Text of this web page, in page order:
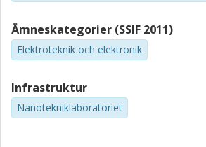
Ämneskategorier (SSIF 2011)
Elektroteknik och elektronik
Infrastruktur
Nanotekniklaboratoriet